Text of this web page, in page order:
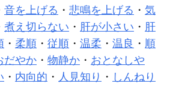
音を上げる ・ 悲鳴を上げる ・ 気
煮え切らない ・ 肝が小さい ・ 肝
・ 柔順 ・ 従順 ・ 温柔 ・ 温良 ・ 順
だやか ・ 物静か ・ おとなしや
・ 内向的 ・ 人見知り ・ しんねり